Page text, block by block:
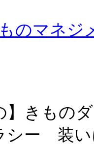
のマネ
】きもの
ー 装い